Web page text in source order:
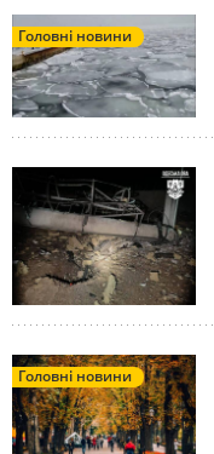
Головні новини
Головні новини